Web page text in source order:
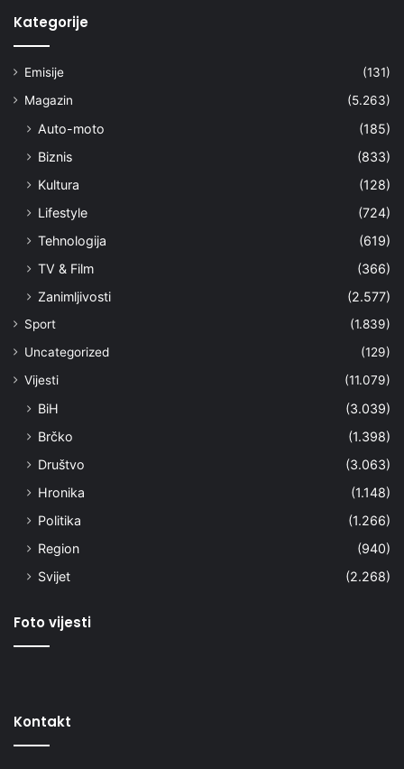
Kategorije
Emisije
(131)
Magazin
(5.263)
Auto-moto
(185)
Biznis
(833)
Kultura
(128)
Lifestyle
(724)
Tehnologija
(619)
TV & Film
(366)
Zanimljivosti
(2.577)
Sport
(1.839)
Uncategorized
(129)
Vijesti
(11.079)
BiH
(3.039)
Brčko
(1.398)
Društvo
(3.063)
Hronika
(1.148)
Politika
(1.266)
Region
(940)
Svijet
(2.268)
Foto vijesti
Kontakt